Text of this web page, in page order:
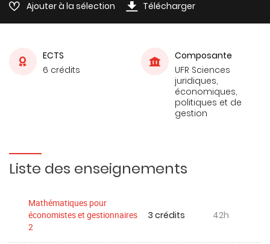
Ajouter à la sélection Télécharger
ECTS
6 crédits
Composante
UFR Sciences
juridiques,
économiques,
politiques et de
gestion
Liste des enseignements
Mathématiques pour
économistes et gestionnaires
2
3 crédits 42h